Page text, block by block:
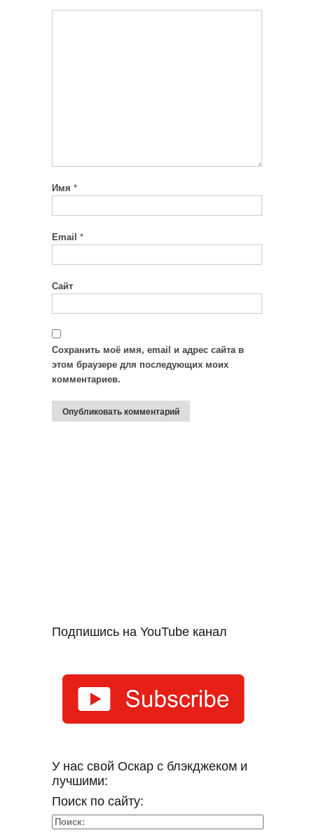
Имя *
Email *
Сайт
Сохранить моё имя, email и адрес сайта в
этом браузере для последующих моих
комментариев.
Подпишись на YouTube канал
У нас свой Оскар с блэкджеком и
лучшими:
Поиск по сайту: